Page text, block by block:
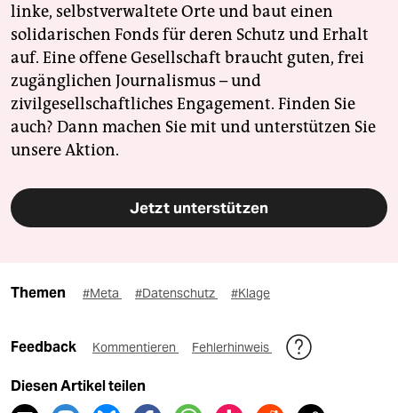
linke, selbstverwaltete Orte und baut einen
solidarischen Fonds für deren Schutz und Erhalt
auf. Eine offene Gesellschaft braucht guten, frei
zugänglichen Journalismus – und
zivilgesellschaftliches Engagement. Finden Sie
auch? Dann machen Sie mit und unterstützen Sie
unsere Aktion.
Jetzt unterstützen
Themen #Meta #Datenschutz #Klage
Feedback Kommentieren Fehlerhinweis
Diesen Artikel teilen